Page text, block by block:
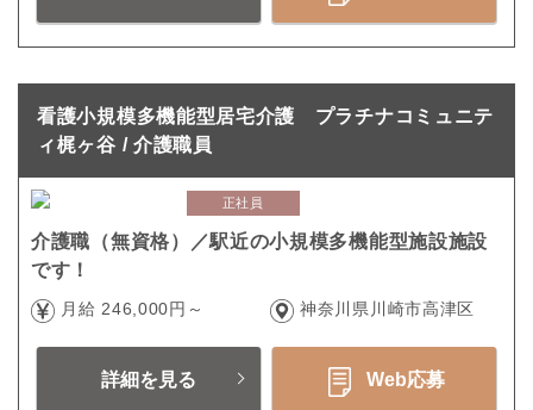
看護小規模多機能型居宅介護 プラチナコミュニテ
ィ梶ヶ谷 / 介護職員
正社員
介護職（無資格）／駅近の小規模多機能型施設施設
です！
月給 246,000円～ 神奈川県川崎市高津区
詳細を見る Web応募